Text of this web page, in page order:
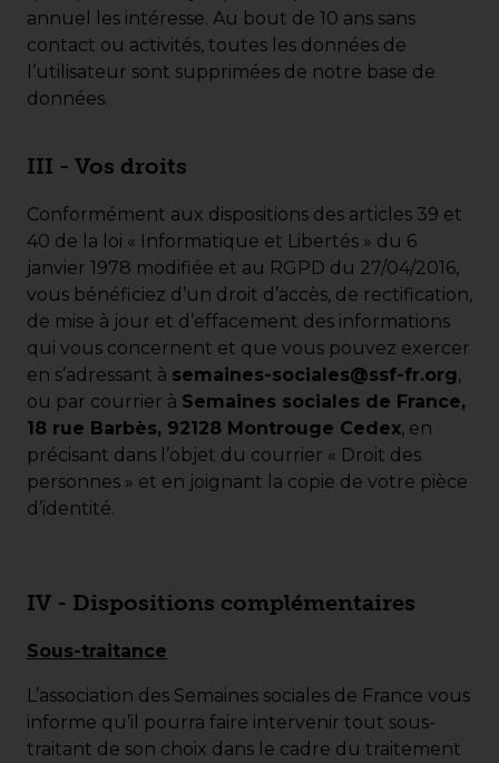
annuel les intéresse. Au bout de 10 ans sans
contact ou activités, toutes les données de
l’utilisateur sont supprimées de notre base de
données.
III - Vos droits
Conformément aux dispositions des articles 39 et
40 de la loi « Informatique et Libertés » du 6
janvier 1978 modifiée et au RGPD du 27/04/2016,
vous bénéficiez d’un droit d’accès, de rectification,
de mise à jour et d’effacement des informations
qui vous concernent et que vous pouvez exercer
en s’adressant à semaines-sociales@ssf-fr.org,
ou par courrier à Semaines sociales de France,
18 rue Barbès, 92128 Montrouge Cedex, en
précisant dans l’objet du courrier « Droit des
personnes » et en joignant la copie de votre pièce
d’identité.
IV - Dispositions complémentaires
Sous-traitance
L’association des Semaines sociales de France vous
informe qu’il pourra faire intervenir tout sous-
traitant de son choix dans le cadre du traitement